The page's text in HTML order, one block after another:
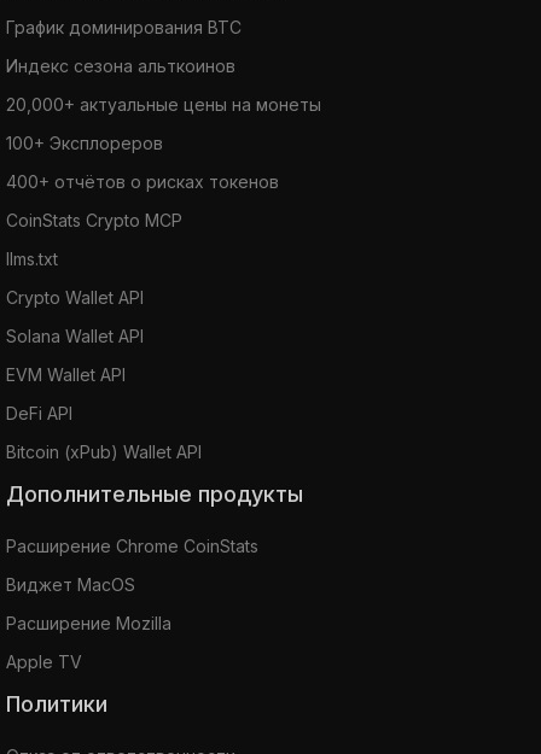
График доминирования BTC
Индекс сезона альткоинов
20,000+ актуальные цены на монеты
100+ Эксплореров
400+ отчётов о рисках токенов
CoinStats Crypto MCP
llms.txt
Crypto Wallet API
Solana Wallet API
EVM Wallet API
DeFi API
Bitcoin (xPub) Wallet API
Дополнительные продукты
Расширение Chrome CoinStats
Виджет MacOS
Расширение Mozilla
Apple TV
Политики